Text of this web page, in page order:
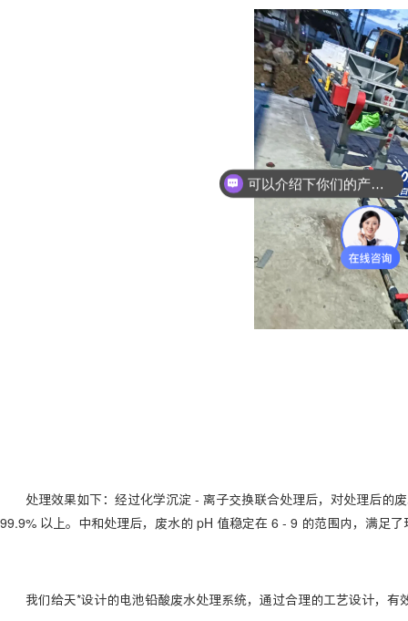
处理效果如下：经过化学沉淀 - 离子交换联合处理后，对处理后的
99.9% 以上。中和处理后，废水的 pH 值稳定在 6 - 9 的范围内，满足
我们给天*设计的电池铅酸废水处理系统，通过合理的工艺设计，有
可以介绍下你们的产品么？